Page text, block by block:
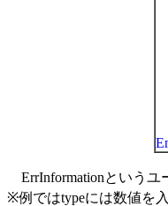
ErrInformationというユ
※例ではtypeには数値を